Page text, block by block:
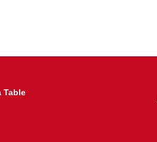
Table